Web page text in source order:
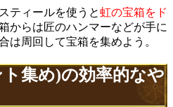
ティールを使うと虹の宝箱をド
からは匠のハンマーなどが手に
は周回して宝箱を集めよう。
集め)の効率的なや